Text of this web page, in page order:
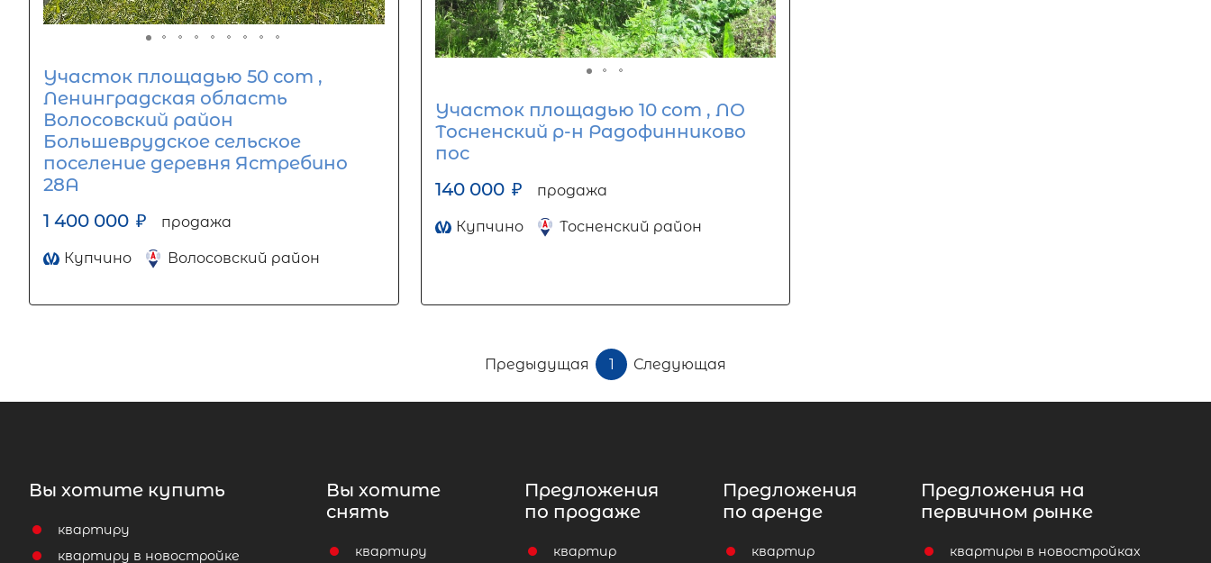
Участок площадью 50 сот ,
Ленинградская область
Волосовский район
Большеврудское сельское
поселение деревня Ястребино
28А
1 400 000 ₽ продажа
Купчино Волосовский район
Участок площадью 10 сот , ЛО
Тосненский р-н Радофинниково
пос
140 000 ₽ продажа
Купчино Тосненский район
Предыдущая 1 Следующая
Вы хотите купить
квартиру
квартиру в новостройке
Вы хотите
снять
квартиру
Предложения
по продаже
квартир
Предложения
по аренде
квартир
Предложения на
первичном рынке
квартиры в новостройках